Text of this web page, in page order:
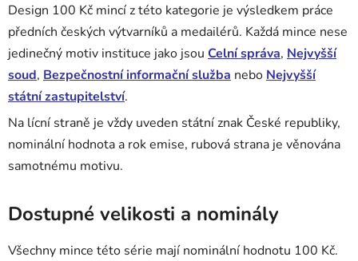
Design 100 Kč mincí z této kategorie je výsledkem práce
předních českých výtvarníků a medailérů. Každá mince nese
jedinečný motiv instituce jako jsou Celní správa, Nejvyšší
soud, Bezpečnostní informační služba nebo Nejvyšší
státní zastupitelství.
Na lícní straně je vždy uveden státní znak České republiky,
nominální hodnota a rok emise, rubová strana je věnována
samotnému motivu.
Dostupné velikosti a nominály
Všechny mince této série mají nominální hodnotu 100 Kč.